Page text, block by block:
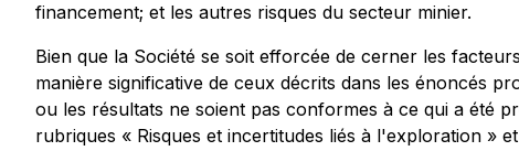
financement; et les autres risques du secteur minier.
Bien que la Société se soit efforcée de cerner les
manière significative de ceux décrits dans les énoncés
ou les résultats ne soient pas conformes à ce qui a été
rubriques « Risques et incertitudes liés à l'exploration »